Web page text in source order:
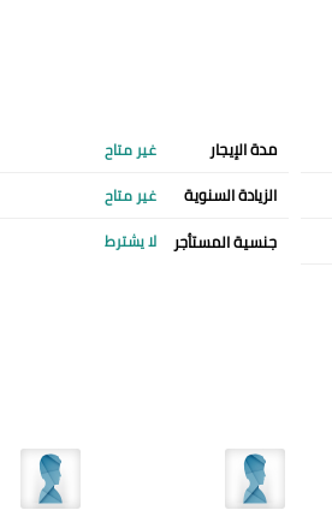
مدة الإيجار غير متاح
الزيادة السنوية غير متاح
جنسية المستأجر لا يشترط